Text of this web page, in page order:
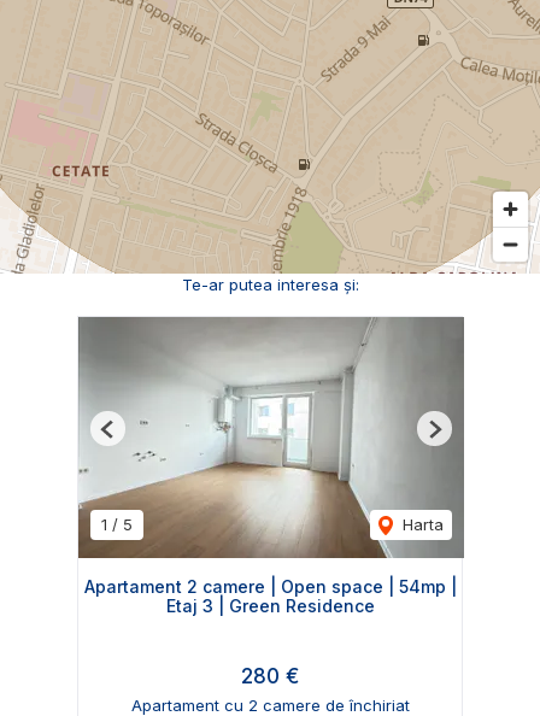
Te-ar putea interesa și:
1 / 5 Harta
Previous Next
Apartament 2 camere | Open space | 54mp |
Etaj 3 | Green Residence
280 €
Apartament cu 2 camere de închiriat